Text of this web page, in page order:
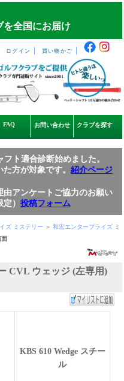
を全国にお届け
ログイン 買い物かご
FAQ お問い合わせ クラブを探す
ト適合診断始めました。
方が対象です。 紹介ページ
アンケートご協力のお願い
） 投稿フォーム
ズ ミステリー ＞ 和宏エンタープライズ ミ
面
CVL ウェッジ (左専用)
KBS 610 Wedge スチー
ル